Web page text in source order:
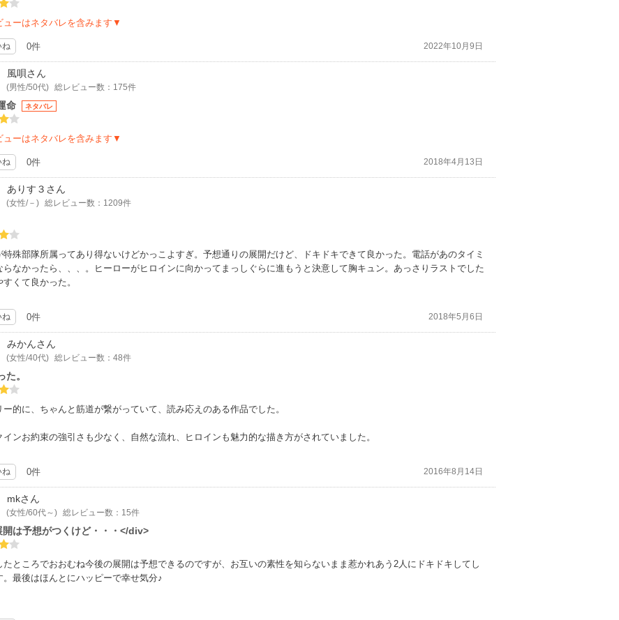
ューはネタバレを含みます▼
ね 0件 2022年10月9日
風唄さん
(男性/50代) 総レビュー数：175件
命 ネタバレ
ューはネタバレを含みます▼
ね 0件 2018年4月13日
ありす３ さん
(女性/－) 総レビュー数：1209件
特殊部隊所属ってあり得ないけどかっこよすぎ。予想通りの展開だけど、ドキドキできて良かった。電話があのタイミ
らなかったら、、、。ヒーローがヒロインに向かってまっしぐらに進もうと決意して胸キュン。あっさりラストでした
くて良かった。
ね 0件 2018年5月6日
みかんさん
(女性/40代) 総レビュー数：48件
た。
ー的に、ちゃんと筋道が繋がっていて、読み応えのある作品でした。
インお約束の強引さも少なく、自然な流れ、ヒロインも魅力的な描き方がされていました。
ね 0件 2016年8月14日
mkさん
(女性/60代～) 総レビュー数：15件
は予想がつくけど・・・</div>
たところでおおむね今後の展開は予想できるのですが、お互いの素性を知らないまま惹かれあう2人にドキドキしてし
。最後はほんとにハッピーで幸せ気分♪